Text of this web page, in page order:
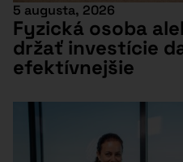
5 augusta, 2026
Fyzická osoba
držať investície
efektívnejšie